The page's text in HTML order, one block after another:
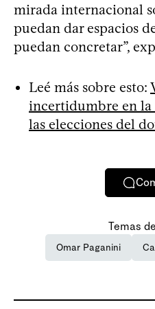
mirada internacional
puedan dar espacios
puedan concretar”,
Leé más sobre esto:
incertidumbre en la
las elecciones del
Temas
Omar Paganini